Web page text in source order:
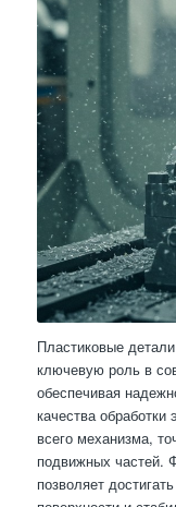
Пластиковые
ключевую роль в
обеспечивая
качества обработки
всего механизма,
подвижных частей.
позволяет